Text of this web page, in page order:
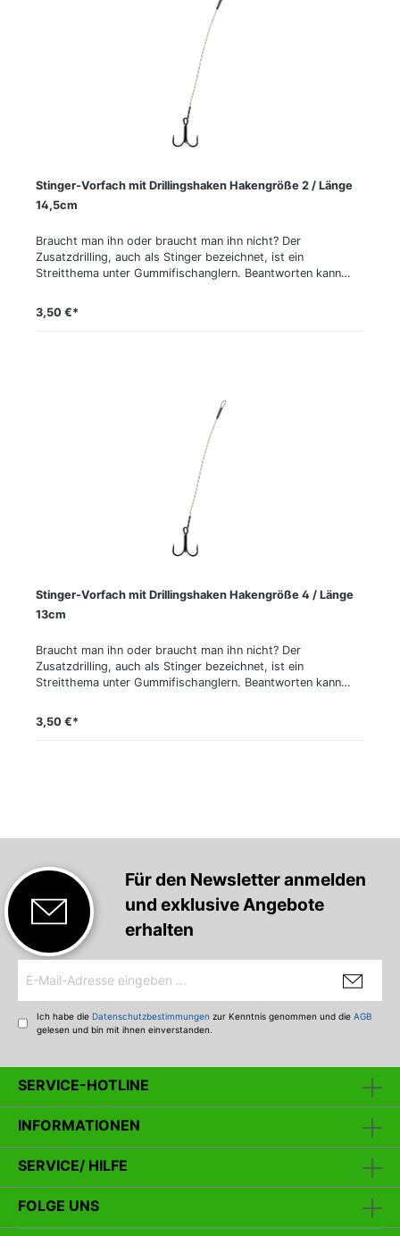
verrückt macht. Alle Köder sind fangfertig am 5/0er
Jighaken mit 14 g Kopf montiert.
Stinger-Vorfach mit Drillingshaken Hakengröße 2 / Länge
14,5cm
Braucht man ihn oder braucht man ihn nicht? Der
Zusatzdrilling, auch als Stinger bezeichnet, ist ein
Streitthema unter Gummifischanglern. Beantworten kann
Köder tatsächlich mit dem Extra-Greifer ausstattet. Unsere
Experten tun das meistens und haben selbst bei einer
des Stinger. Unsere Seika-Stinger sind in Länge und
Hakengröße optimal auf bestimmte Ködergrößen
abgestimmt. Es wird nur weicher 49-fädiger Stahl
verwendet, der die Köderaktion nicht beeinträchtigt. Als
Haken kommen superscharfe BKK-Drillinge zum Einsatz.
Seika Pro Stinger-Vorfach mit Drillingshaken Zusatzdrillinge
für eine bessere Bissausbeute beim Angeln mit
3,50 €*
Stinger-Vorfach mit Drillingshaken Hakengröße 4 / Länge
13cm
Braucht man ihn oder braucht man ihn nicht? Der
Zusatzdrilling, auch als Stinger bezeichnet, ist ein
Streitthema unter Gummifischanglern. Beantworten kann
Köder tatsächlich mit dem Extra-Greifer ausstattet. Unsere
Experten tun das meistens und haben selbst bei einer
Haken kommen superscharfe BKK-Drillinge zum Einsatz.
Seika Pro Stinger-Vorfach mit Drillingshaken Zusatzdrillinge
für eine bessere Bissausbeute beim Angeln mit
Gummifischen. Hakengröße: 4 Länge: 13 cm Tragkraft: 12 kg
Packungsinhalt: 2 Stück
3,50 €*
Für den Newsletter anmelden
und exklusive Angebote
erhalten
Ich habe die Datenschutzbestimmungen zur Kenntnis genommen und die AGB
gelesen und bin mit ihnen einverstanden.
SERVICE-HOTLINE
INFORMATIONEN
SERVICE/ HILFE
FOLGE UNS